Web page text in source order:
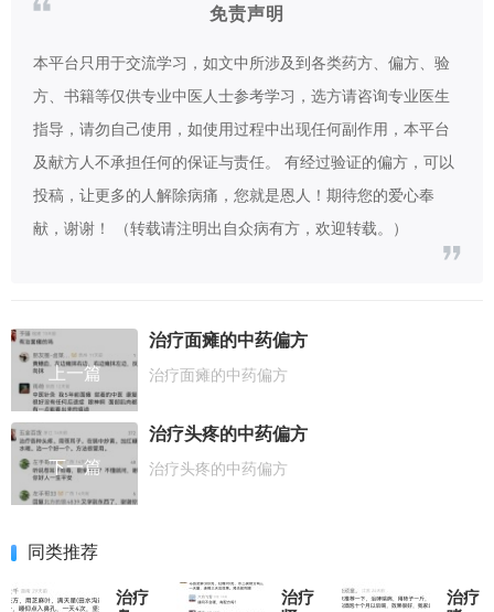
免责声明
本平台只用于交流学习，如文中所涉及到各类药方、偏方、验
方、书籍等仅供专业中医人士参考学习，选方请咨询专业医生
指导，请勿自己使用，如使用过程中出现任何副作用，本平台
及献方人不承担任何的保证与责任。 有经过验证的偏方，可以
投稿，让更多的人解除病痛，您就是恩人！期待您的爱心奉
献，谢谢！ （转载请注明出自众病有方，欢迎转载。）
上一篇
治疗面瘫的中药偏方
治疗面瘫的中药偏方
下一篇
治疗头疼的中药偏方
治疗头疼的中药偏方
同类推荐
治疗
治疗
治疗